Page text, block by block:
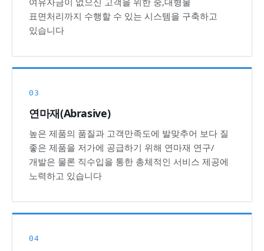
표면처리까지 수행할 수 있는 시스템을 구축하고
있습니다
03
연마재(Abrasive)
높은 제품의 품질과 고객만족도에 발맞추어 보다 질
좋은 제품을 저가에 공급하기 위해 연마재 연구/
개발은 물론 직수입을 통한 총체적인 서비스 제공에
노력하고 있습니다
04